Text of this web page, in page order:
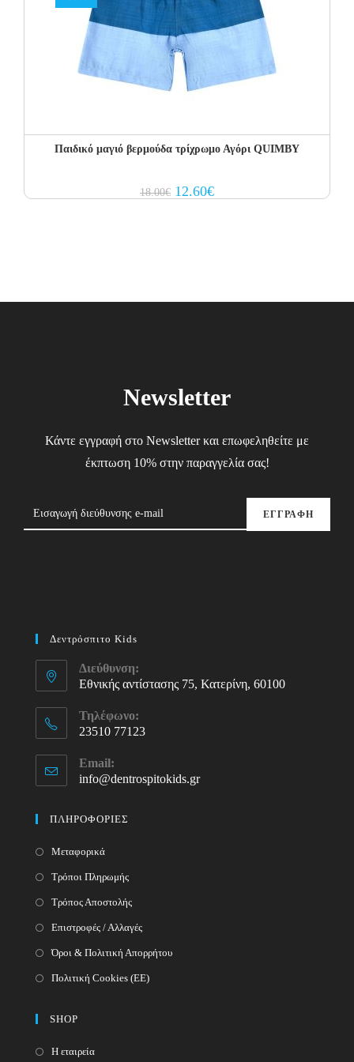
Παιδικό μαγιό βερμούδα τρίχρωμο Αγόρι QUIMBY
18.00€ Original
price
12.60€Current
price
Newsletter
Κάντε εγγραφή στο Newsletter και επωφεληθείτε με
έκπτωση 10% στην παραγγελία σας!
ΕΓΓΡΑΦΗ
Δεντρόσπιτο Kids
Διεύθυνση:
Εθνικής αντίστασης 75, Κατερίνη, 60100
Τηλέφωνο:
23510 77123
in
your
Email:
info@dentrospitokids.grOpens
ΠΛΗΡΟΦΟΡΙΕΣ
Μεταφορικά
Τρόποι Πληρωμής
Τρόπος Αποστολής
Επιστροφές / Αλλαγές
Όροι & Πολιτική Απορρήτου
Πολιτική Cookies (ΕΕ)
SHOP
Η εταιρεία